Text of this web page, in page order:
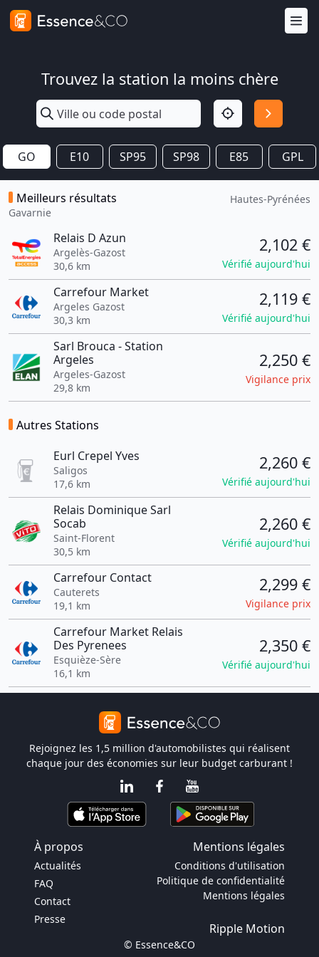
Trouvez la station la moins chère
GO E10 SP95 SP98 E85 GPL
Meilleurs résultats
Gavarnie
Hautes-Pyrénées
Relais D Azun
Argelès-Gazost
30,6 km
2,102 €
Vérifié aujourd'hui
Carrefour Market
Argeles Gazost
30,3 km
2,119 €
Vérifié aujourd'hui
Sarl Brouca - Station
Argeles
Argeles-Gazost
29,8 km
2,250 €
Vigilance prix
Autres Stations
Eurl Crepel Yves
Saligos
17,6 km
2,260 €
Vérifié aujourd'hui
Relais Dominique Sarl
Socab
Saint-Florent
30,5 km
2,260 €
Vérifié aujourd'hui
Carrefour Contact
Cauterets
19,1 km
2,299 €
Vigilance prix
Carrefour Market Relais
Des Pyrenees
Esquièze-Sère
16,1 km
2,350 €
Vérifié aujourd'hui
Rejoignez les 1,5 million d'automobilistes qui réalisent
chaque jour des économies sur leur budget carburant !
À propos Mentions légales
Actualités
FAQ
Contact
Presse
Conditions d'utilisation
Politique de confidentialité
Mentions légales
Ripple Motion
© Essence&CO